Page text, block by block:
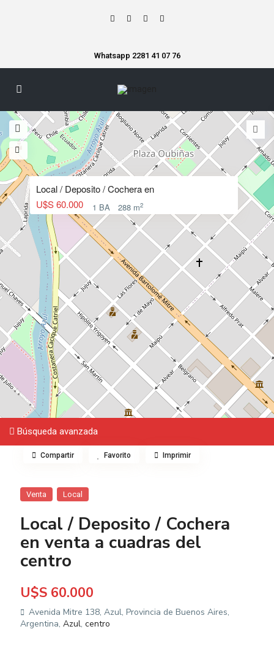
Whatsapp 2281 41 07 76
Local / Deposito / Cochera en
U$S 60.000
1 BA 288 m2
Búsqueda avanzada
Venta Local
Local / Deposito / Cochera
en venta a cuadras del
centro
U$S 60.000
Avenida Mitre 138, Azul, Provincia de Buenos Aires,
Argentina,Azul,centro
Compartir Favorito Imprimir